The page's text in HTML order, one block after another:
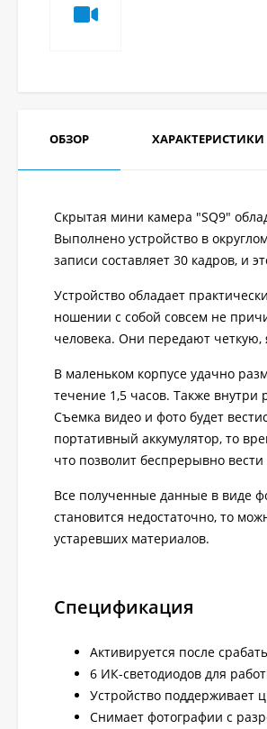
ОБЗОР ХАРАКТЕРИСТИКИ
Скрытая мини камера "SQ9"
Выполнено устройство в
записи составляет 30 кадров, и
Устройство обладает
ношении с собой совсем не
человека. Они передают
В маленьком корпусе удачно
течение 1,5 часов. Также
Съемка видео и фото будет
портативный аккумулятор, то
что позволит беспрерывно вести
Все полученные данные в виде
становится недостаточно, то
устаревших материалов.
Спецификация
Активируется после
6 ИК-светодиодов для
Устройство поддерживает
Снимает фотографии с